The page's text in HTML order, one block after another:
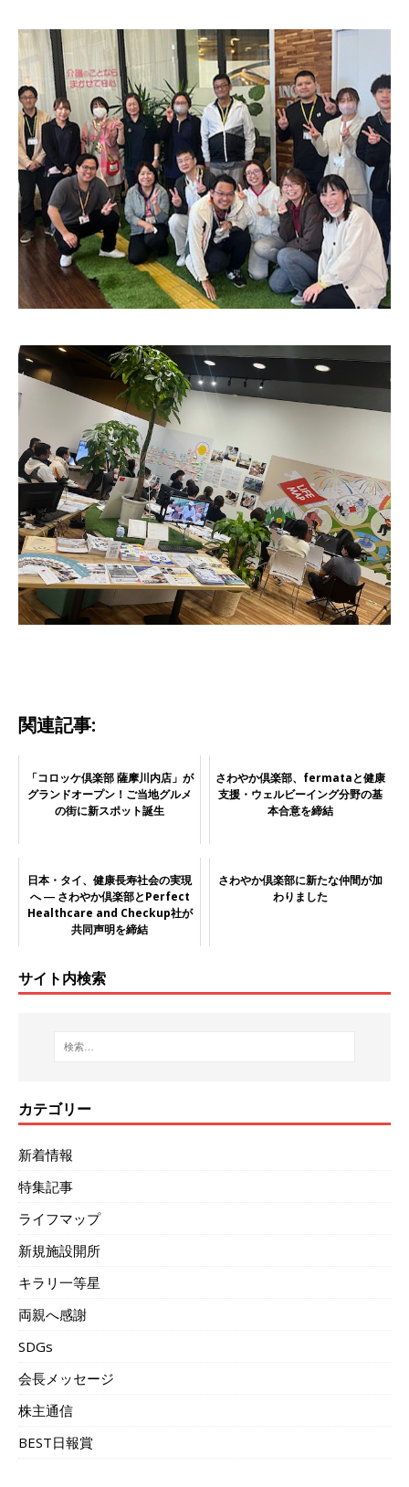
関連記事:
「コロッケ倶楽部 薩摩川内店」が
グランドオープン！ご当地グルメ
の街に新スポット誕生
さわやか倶楽部、fermataと健康
支援・ウェルビーイング分野の基
本合意を締結
日本・タイ、健康長寿社会の実現
へ ― さわやか倶楽部とPerfect
Healthcare and Checkup社が
共同声明を締結
さわやか倶楽部に新たな仲間が加
わりました
サイト内検索
カテゴリー
新着情報
特集記事
ライフマップ
新規施設開所
キラリ一等星
両親へ感謝
SDGs
会長メッセージ
株主通信
BEST日報賞